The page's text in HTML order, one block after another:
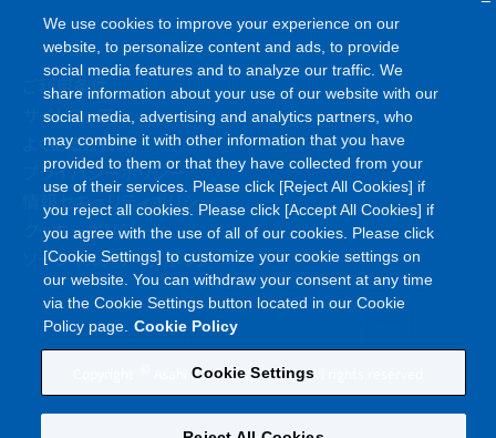
ご利用条件
サイトマップ
よくあるご質問
プライバシーポリシー
情報セキュリティポリシー
クッキーポリシー
ソーシャルメディアポリシー
Asahi Kasei Corporation. All rights reserved
We use cookies to improve your experience on our
website, to personalize content and ads, to provide
social media features and to analyze our traffic. We
share information about your use of our website with our
social media, advertising and analytics partners, who
may combine it with other information that you have
provided to them or that they have collected from your
use of their services. Please click [Reject All Cookies] if
you reject all cookies. Please click [Accept All Cookies] if
you agree with the use of all of our cookies. Please click
[Cookie Settings] to customize your cookie settings on
our website. You can withdraw your consent at any time
via the Cookie Settings button located in our Cookie
Policy page. Cookie Policy
Cookie Settings